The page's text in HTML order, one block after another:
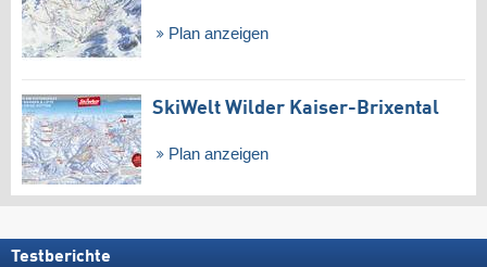
Plan anzeigen
SkiWelt Wilder Kaiser-Brixental
Plan anzeigen
Testberichte